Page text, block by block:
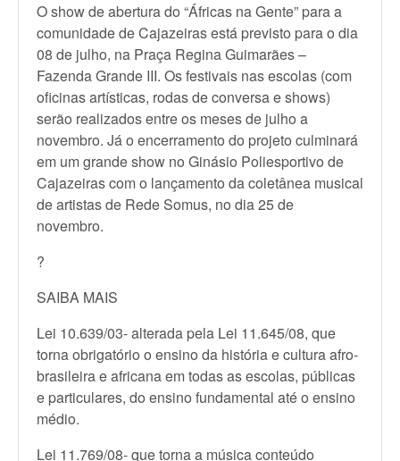
O show de abertura do “Áfricas na Gente” para a
comunidade de Cajazeiras está previsto para o dia
08 de julho, na Praça Regina Guimarães –
Fazenda Grande III. Os festivais nas escolas (com
oficinas artísticas, rodas de conversa e shows)
serão realizados entre os meses de julho a
novembro. Já o encerramento do projeto culminará
em um grande show no Ginásio Poliesportivo de
Cajazeiras com o lançamento da coletânea musical
de artistas de Rede Somus, no dia 25 de
novembro.
?
SAIBA MAIS
Lei 10.639/03- alterada pela Lei 11.645/08, que
torna obrigatório o ensino da história e cultura afro-
brasileira e africana em todas as escolas, públicas
e particulares, do ensino fundamental até o ensino
médio.
Lei 11.769/08- que torna a música conteúdo